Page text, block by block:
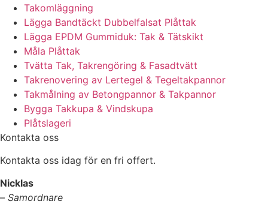
Takomläggning
Lägga Bandtäckt Dubbelfalsat Plåttak
Lägga EPDM Gummiduk: Tak & Tätskikt
Måla Plåttak
Tvätta Tak, Takrengöring & Fasadtvätt
Takrenovering av Lertegel & Tegeltakpannor
Takmålning av Betongpannor & Takpannor
Bygga Takkupa & Vindskupa
Plåtslageri
Kontakta oss
Kontakta oss idag för en fri offert.
Nicklas
– Samordnare